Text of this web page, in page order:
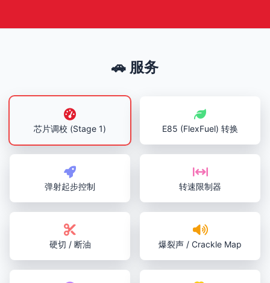
🚗 服务
芯片调校 (Stage 1) E85 (FlexFuel) 转换
弹射起步控制 转速限制器
硬切 / 断油 爆裂声 / Crackle Map